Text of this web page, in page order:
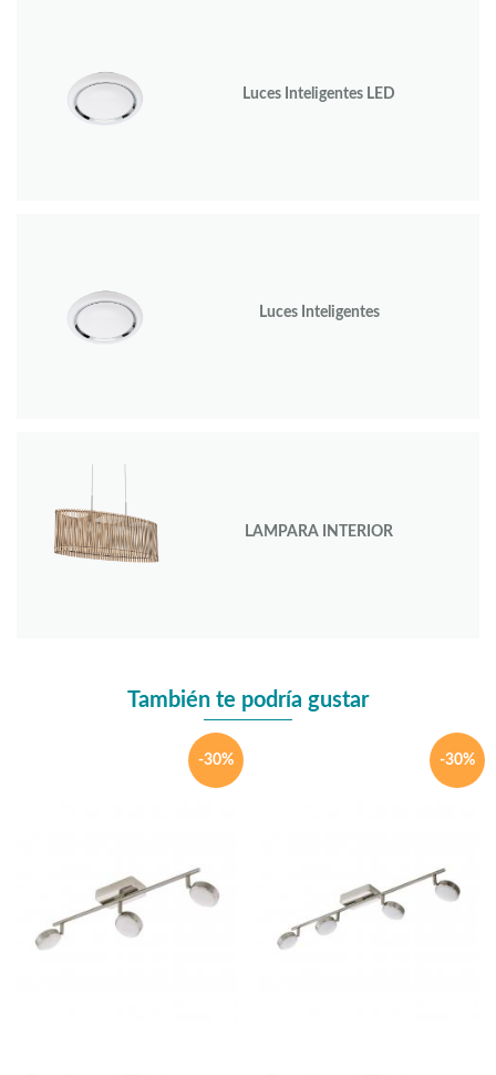
Luces Inteligentes LED
Luces Inteligentes
LAMPARA INTERIOR
También te podría gustar
-30% -30%